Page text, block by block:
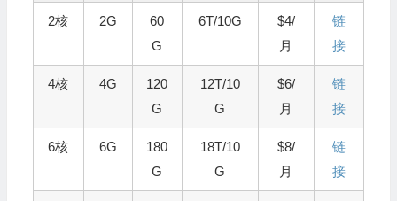
2核 2G
60
G
6T/10G
$4/
月
链
接
4核 4G
120
G
12T/10
G
$6/
月
链
接
6核 6G
180
G
18T/10
G
$8/
月
链
接